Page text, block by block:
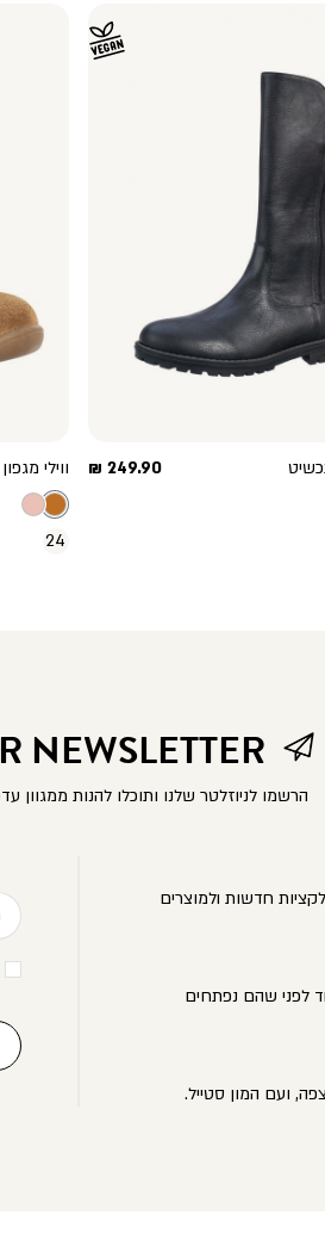
מחיר
249.90 ₪ ווילי
24
NEWSLETTER
הרשמו לניוזלטר שלנו ותוכלו להנות ממגוון
חדשות ולמוצרים
לפני שהם נפתחים
ועם המון סטייל.